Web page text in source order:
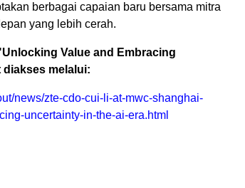
berbagai capaian baru bersama mitra
yang lebih cerah.
Value and Embracing
diakses melalui:
news/zte-cdo-cui-li-at-mwc-shanghai-
uncertainty-in-the-ai-era.html